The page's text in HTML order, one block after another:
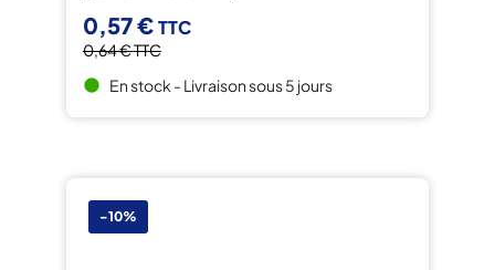
0,57 €TTC
0,64 €TTC
brightness_1 En stock - Livraison sous 5 jours
-10%